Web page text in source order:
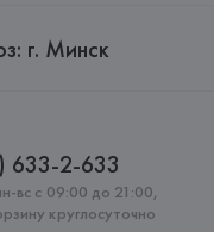
г. Минск
633-2-633
вс с 09:00 до 21:00,
круглосуточно